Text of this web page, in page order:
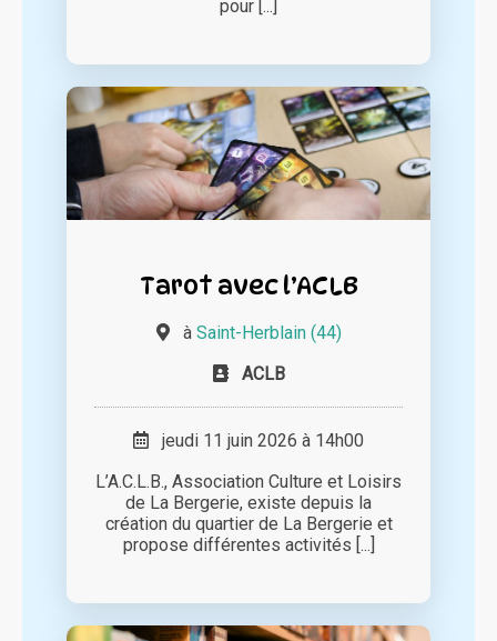
pour [...]
Tarot avec l’ACLB
à Saint-Herblain (44)
ACLB
jeudi 11 juin 2026 à 14h00
L’A.C.L.B., Association Culture et Loisirs
de La Bergerie, existe depuis la
création du quartier de La Bergerie et
propose différentes activités [...]